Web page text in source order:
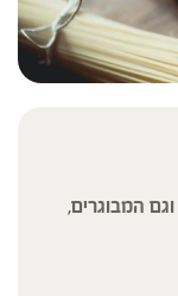
המבוגרים,